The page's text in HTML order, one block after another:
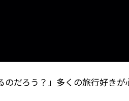
のだろう？」多くの旅行好き